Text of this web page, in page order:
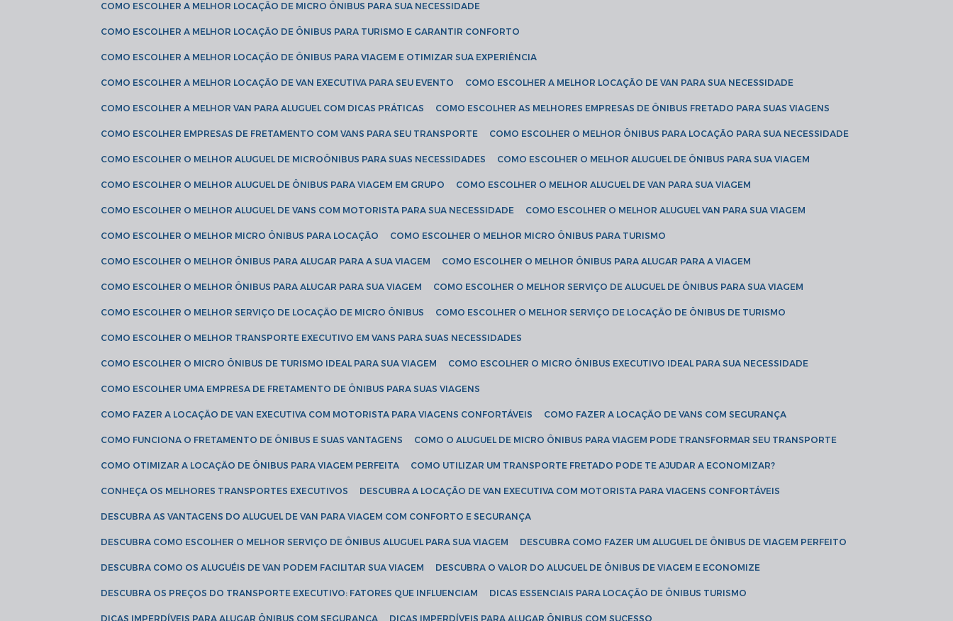
COMO ESCOLHER A MELHOR LOCAÇÃO DE MICRO ÔNIBUS PARA SUA NECESSIDADE
COMO ESCOLHER A MELHOR LOCAÇÃO DE ÔNIBUS PARA TURISMO E GARANTIR CONFORTO
COMO ESCOLHER A MELHOR LOCAÇÃO DE ÔNIBUS PARA VIAGEM E OTIMIZAR SUA EXPERIÊNCIA
COMO ESCOLHER A MELHOR LOCAÇÃO DE VAN EXECUTIVA PARA SEU EVENTO COMO ESCOLHER A MELHOR LOCAÇÃO DE VAN PARA SUA NECESSIDADE
COMO ESCOLHER A MELHOR VAN PARA ALUGUEL COM DICAS PRÁTICAS COMO ESCOLHER AS MELHORES EMPRESAS DE ÔNIBUS FRETADO PARA SUAS VIAGENS
COMO ESCOLHER EMPRESAS DE FRETAMENTO COM VANS PARA SEU TRANSPORTE COMO ESCOLHER O MELHOR ÔNIBUS PARA LOCAÇÃO PARA SUA NECESSIDADE
COMO ESCOLHER O MELHOR ALUGUEL DE MICROÔNIBUS PARA SUAS NECESSIDADES COMO ESCOLHER O MELHOR ALUGUEL DE ÔNIBUS PARA SUA VIAGEM
COMO ESCOLHER O MELHOR ALUGUEL DE ÔNIBUS PARA VIAGEM EM GRUPO COMO ESCOLHER O MELHOR ALUGUEL DE VAN PARA SUA VIAGEM
COMO ESCOLHER O MELHOR ALUGUEL DE VANS COM MOTORISTA PARA SUA NECESSIDADE COMO ESCOLHER O MELHOR ALUGUEL VAN PARA SUA VIAGEM
COMO ESCOLHER O MELHOR MICRO ÔNIBUS PARA LOCAÇÃO COMO ESCOLHER O MELHOR MICRO ÔNIBUS PARA TURISMO
COMO ESCOLHER O MELHOR ÔNIBUS PARA ALUGAR PARA A SUA VIAGEM COMO ESCOLHER O MELHOR ÔNIBUS PARA ALUGAR PARA A VIAGEM
COMO ESCOLHER O MELHOR ÔNIBUS PARA ALUGAR PARA SUA VIAGEM COMO ESCOLHER O MELHOR SERVIÇO DE ALUGUEL DE ÔNIBUS PARA SUA VIAGEM
COMO ESCOLHER O MELHOR SERVIÇO DE LOCAÇÃO DE MICRO ÔNIBUS COMO ESCOLHER O MELHOR SERVIÇO DE LOCAÇÃO DE ÔNIBUS DE TURISMO
COMO ESCOLHER O MELHOR TRANSPORTE EXECUTIVO EM VANS PARA SUAS NECESSIDADES
COMO ESCOLHER O MICRO ÔNIBUS DE TURISMO IDEAL PARA SUA VIAGEM COMO ESCOLHER O MICRO ÔNIBUS EXECUTIVO IDEAL PARA SUA NECESSIDADE
COMO ESCOLHER UMA EMPRESA DE FRETAMENTO DE ÔNIBUS PARA SUAS VIAGENS
COMO FAZER A LOCAÇÃO DE VAN EXECUTIVA COM MOTORISTA PARA VIAGENS CONFORTÁVEIS COMO FAZER A LOCAÇÃO DE VANS COM SEGURANÇA
COMO FUNCIONA O FRETAMENTO DE ÔNIBUS E SUAS VANTAGENS COMO O ALUGUEL DE MICRO ÔNIBUS PARA VIAGEM PODE TRANSFORMAR SEU TRANSPORTE
COMO OTIMIZAR A LOCAÇÃO DE ÔNIBUS PARA VIAGEM PERFEITA COMO UTILIZAR UM TRANSPORTE FRETADO PODE TE AJUDAR A ECONOMIZAR?
CONHEÇA OS MELHORES TRANSPORTES EXECUTIVOS DESCUBRA A LOCAÇÃO DE VAN EXECUTIVA COM MOTORISTA PARA VIAGENS CONFORTÁVEIS
DESCUBRA AS VANTAGENS DO ALUGUEL DE VAN PARA VIAGEM COM CONFORTO E SEGURANÇA
DESCUBRA COMO ESCOLHER O MELHOR SERVIÇO DE ÔNIBUS ALUGUEL PARA SUA VIAGEM DESCUBRA COMO FAZER UM ALUGUEL DE ÔNIBUS DE VIAGEM PERFEITO
DESCUBRA COMO OS ALUGUÉIS DE VAN PODEM FACILITAR SUA VIAGEM DESCUBRA O VALOR DO ALUGUEL DE ÔNIBUS DE VIAGEM E ECONOMIZE
DESCUBRA OS PREÇOS DO TRANSPORTE EXECUTIVO: FATORES QUE INFLUENCIAM DICAS ESSENCIAIS PARA LOCAÇÃO DE ÔNIBUS TURISMO
DICAS IMPERDÍVEIS PARA ALUGAR ÔNIBUS COM SEGURANÇA DICAS IMPERDÍVEIS PARA ALUGAR ÔNIBUS COM SUCESSO